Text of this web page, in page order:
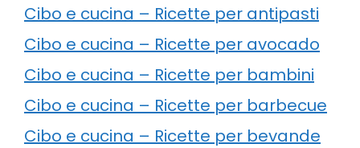
Cibo e cucina – Ricette per antipasti
Cibo e cucina – Ricette per avocado
Cibo e cucina – Ricette per bambini
Cibo e cucina – Ricette per barbecue
Cibo e cucina – Ricette per bevande